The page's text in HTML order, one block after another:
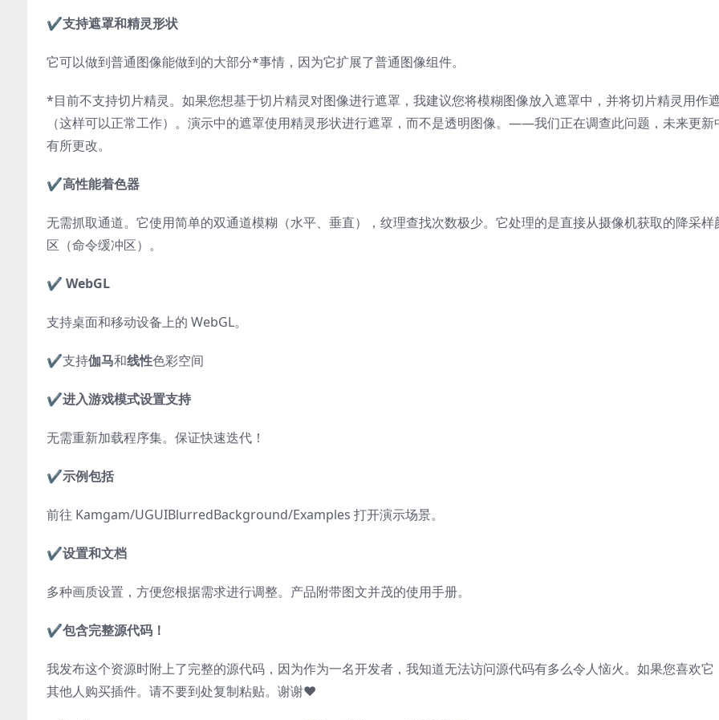
✔️支持遮罩和精灵形状
它可以做到普通图像能做到的大部分*事情，因为它扩展了普通图像组件。
*目前不支持切片精灵。如果您想基于切片精灵对图像进行遮罩，我建议您将模糊图像放入遮罩中，并将切片精灵用作
（这样可以正常工作）。演示中的遮罩使用精灵形状进行遮罩，而不是透明图像。——我们正在调查此问题，未来更新
有所更改。
✔️高性能着色器
无需抓取通道。它使用简单的双通道模糊（水平、垂直），纹理查找次数极少。它处理的是直接从摄像机获取的降采样
区（命令缓冲区）。
✔️ WebGL
支持桌面和移动设备上的 WebGL。
✔️支持伽马和线性色彩空间
✔️进入游戏模式设置支持
无需重新加载程序集。保证快速迭代！
✔️示例包括
前往 Kamgam/UGUIBlurredBackground/Examples 打开演示场景。
✔️设置和文档
多种画质设置，方便您根据需求进行调整。产品附带图文并茂的使用手册。
✔️包含完整源代码！
我发布这个资源时附上了完整的源代码，因为作为一名开发者，我知道无法访问源代码有多么令人恼火。如果您喜欢它
其他人购买插件。请不要到处复制粘贴。谢谢❤️